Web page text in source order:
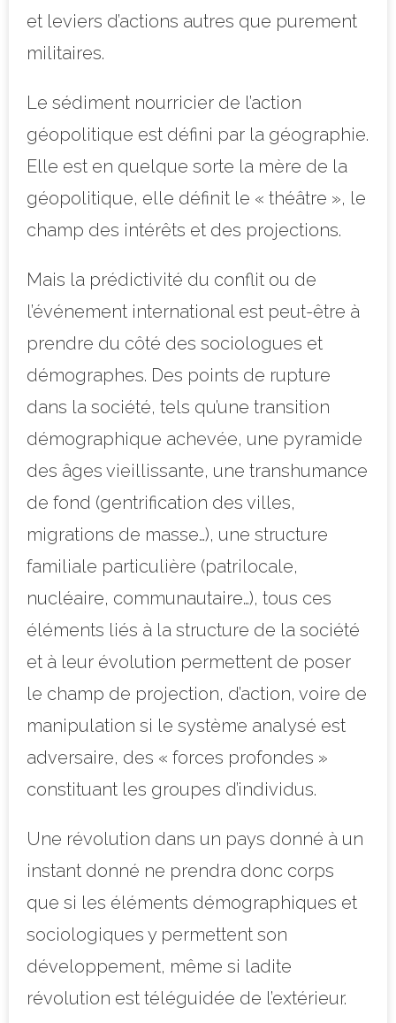
et leviers d’actions autres que purement
militaires.
Le sédiment nourricier de l’action
géopolitique est défini par la géographie.
Elle est en quelque sorte la mère de la
géopolitique, elle définit le « théâtre », le
champ des intérêts et des projections.
Mais la prédictivité du conflit ou de
l’événement international est peut-être à
prendre du côté des sociologues et
démographes. Des points de rupture
dans la société, tels qu’une transition
démographique achevée, une pyramide
des âges vieillissante, une transhumance
de fond (gentrification des villes,
migrations de masse…), une structure
familiale particulière (patrilocale,
nucléaire, communautaire…), tous ces
éléments liés à la structure de la société
et à leur évolution permettent de poser
le champ de projection, d’action, voire de
manipulation si le système analysé est
adversaire, des « forces profondes »
constituant les groupes d’individus.
Une révolution dans un pays donné à un
instant donné ne prendra donc corps
que si les éléments démographiques et
sociologiques y permettent son
développement, même si ladite
révolution est téléguidée de l’extérieur.